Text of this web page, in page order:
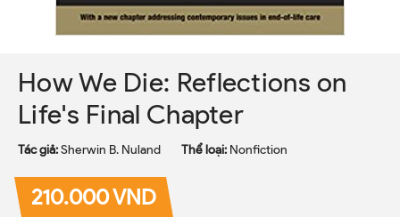
How We Die: Reflections on
Life's Final Chapter
Tác giả:Sherwin B. Nuland Thể loại: Nonfiction
210.000 VND